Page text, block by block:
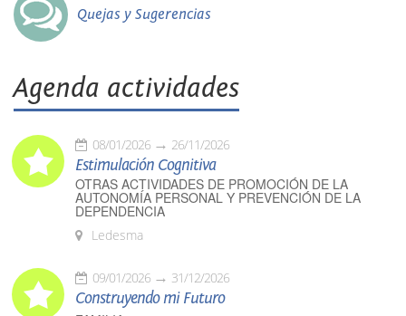
Quejas y Sugerencias
Agenda actividades
08/01/2026 26/11/2026
Estimulación Cognitiva
OTRAS ACTIVIDADES DE PROMOCIÓN DE LA
AUTONOMÍA PERSONAL Y PREVENCIÓN DE LA
DEPENDENCIA
Ledesma
09/01/2026 31/12/2026
Construyendo mi Futuro